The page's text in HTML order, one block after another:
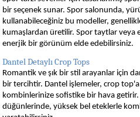
bir seçenek sunar. Spor salonunda,
kullanabileceğiniz bu modeller,
kumaşlardan üretilir. Spor taytlar veya
enerjik bir görünüm elde edebilirsiniz.
Dantel Detaylı Crop Tops
Romantik ve şık bir stil arayanlar için
bir tercihtir. Dantel işlemeler, crop
kombinlerinize sofistike bir hava
düğünlerinde, yüksek bel eteklerle